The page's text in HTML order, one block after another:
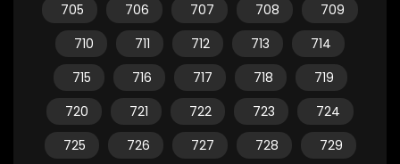
705
706 707 708
709
710
711 712 713
714
715
716 717 718
719
720
721 722 723
724
725
726 727 728
729